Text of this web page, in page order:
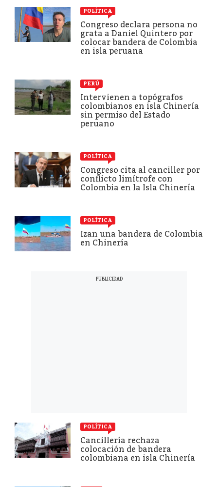
POLÍTICA
Congreso declara persona no
grata a Daniel Quintero por
colocar bandera de Colombia
en isla peruana
PERÚ
Intervienen a topógrafos
colombianos en isla Chinería
sin permiso del Estado
peruano
POLÍTICA
Congreso cita al canciller por
conflicto limítrofe con
Colombia en la Isla Chinería
POLÍTICA
Izan una bandera de Colombia
en Chinería
POLÍTICA
Cancillería rechaza
colocación de bandera
colombiana en isla Chinería